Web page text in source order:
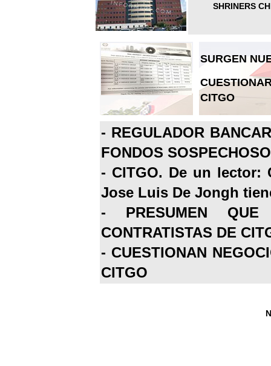
SHRINERS
SURGEN
CITGO
- REGULADOR
FONDOS
- CITGO. De un lector:
Jose Luis De Jongh
- PRESUMEN
CONTRATISTAS DE
- CUESTIONAN
CITGO